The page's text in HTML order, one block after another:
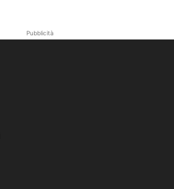
Pubblicità